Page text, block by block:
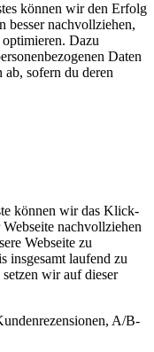
können wir den Erfolg
besser nachvollziehen,
Dazu
Daten
sofern du deren
können wir das Klick-
nachvollziehen
Webseite zu
insgesamt laufend zu
wir auf dieser
A/B-